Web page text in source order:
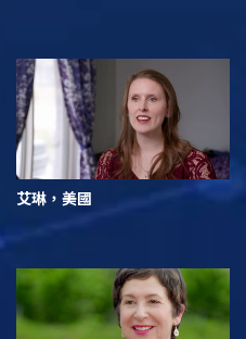
艾琳，美國